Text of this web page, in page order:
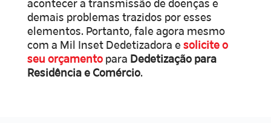
acontecer a transmissão de doenças e
demais problemas trazidos por esses
elementos. Portanto, fale agora mesmo
com a Mil Inset Dedetizadora e solicite o
seu orçamentopara Dedetização para
Residência e Comércio.